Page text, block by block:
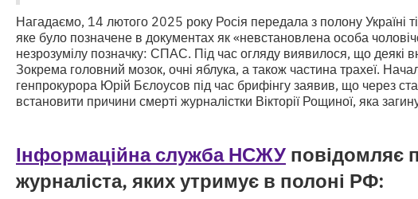
Нагадаємо, 14 лютого 2025 року Росія передала з полону Україні
яке було позначене в документах як «невстановлена особа
незрозумілу позначку: СПАС. Під час огляду виявилося, що деякі
Зокрема головний мозок, очні яблука, а також частина трахеї.
генпрокурора Юрій Бєлоусов під час брифінгу заявив, що через
встановити причини смерті журналістки Вікторії Рощиної, яка
Інформаційна служба НСЖУ повідомляє
журналіста, яких утримує в полоні РФ: